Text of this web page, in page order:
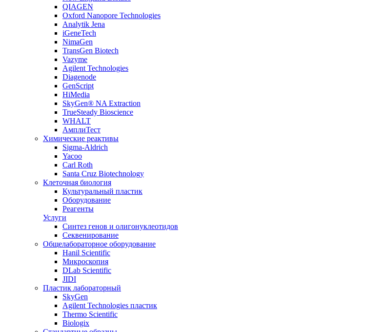
QIAGEN
Oxford Nanopore Technologies
Analytik Jena
iGeneTech
NimaGen
TransGen Biotech
Vazyme
Agilent Technologies
Diagenode
GenScript
HiMedia
SkyGen® NA Extraction
TrueSteady Bioscience
WHALT
АмплиТест
Химические реактивы
Sigma-Aldrich
Yacoo
Carl Roth
Santa Cruz Biotechnology
Клеточная биология
Культуральный пластик
Оборудование
Реагенты
Услуги
Синтез генов и олигонуклеотидов
Секвенирование
Общелабораторное оборудование
Hanil Scientific
Микроскопия
DLab Scientific
JIDI
Пластик лабораторный
SkyGen
Agilent Technologies пластик
Thermo Scientific
Biologix